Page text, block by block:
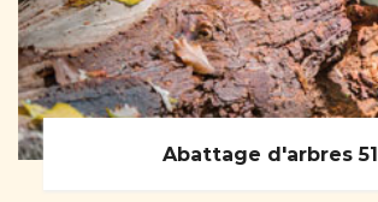
Abattage d'arbres 51